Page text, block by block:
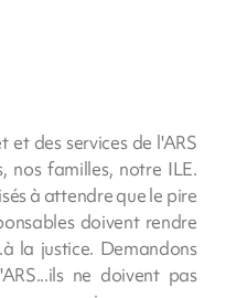
des services de l'ARS
nos familles, notre ILE.
à attendre que le pire
doivent rendre
la justice. Demandons
ne doivent pas